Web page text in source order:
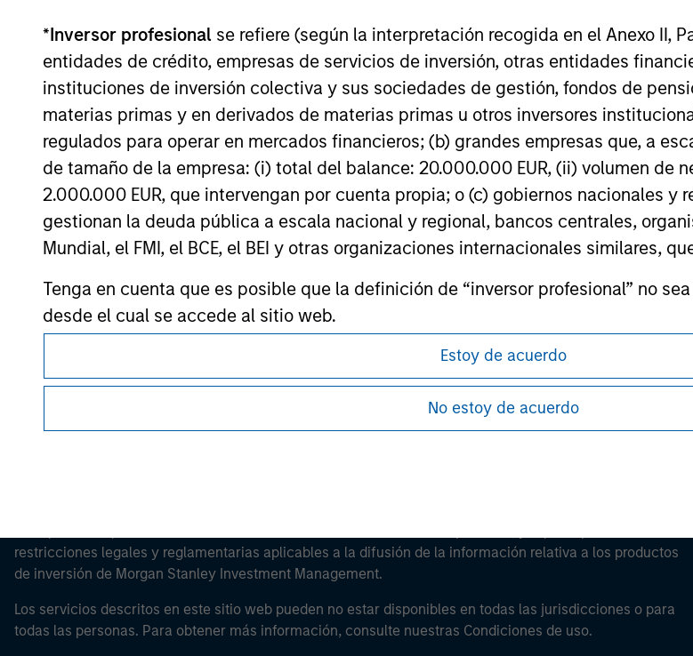
*Inversor profesional se refiere (según la interpretación recogida en el Anexo II,
entidades de crédito, empresas de servicios de inversión, otras entidades
instituciones de inversión colectiva y sus sociedades de gestión, fondos de
materias primas y en derivados de materias primas u otros inversores
regulados para operar en mercados financieros; (b) grandes empresas que, a
de tamaño de la empresa: (i) total del balance: 20.000.000 EUR, (ii) volumen de
2.000.000 EUR, que intervengan por cuenta propia; o (c) gobiernos nacionales
gestionan la deuda pública a escala nacional y regional, bancos centrales,
Mundial, el FMI, el BCE, el BEI y otras organizaciones internacionales similares,
Tenga en cuenta que es posible que la definición de “inversor profesional” no
desde el cual se accede al sitio web.
Estoy de acuerdo
No estoy de acuerdo
May not represent all Team Members.
The information on this page is for informational purposes only. The information contained
offering of advisory services or an offer to sell or a solicitation of an offer to buy any
purchase or sale would be unlawful under the securities, insurance or other laws of such
All investing involves risks, including a loss of principal.
Please refer to the strategy detail page for important information on the strategy, including
Morgan Stanley
Morgan Stanley Careers
restricciones legales y reglamentarias aplicables a la difusión de la información relativa a los productos
de inversión de Morgan Stanley Investment Management.
Los servicios descritos en este sitio web pueden no estar disponibles en todas las jurisdicciones o para
todas las personas. Para obtener más información, consulte nuestras Condiciones de uso.